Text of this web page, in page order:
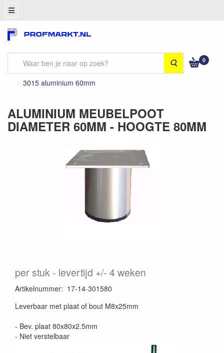
Zoeken 0
3015 aluminium 60mm
ALUMINIUM MEUBELPOOT
DIAMETER 60MM - HOOGTE 80MM
per stuk levertijd +/- 4 weken
Artikelnummer: 17-14-301580
Leverbaar met plaat of bout M8x25mm
- Bev. plaat 80x80x2.5mm
- Niet verstelbaar